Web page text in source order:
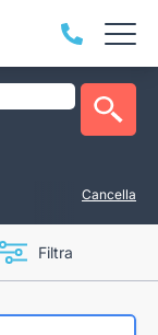
Cancella
Filtra